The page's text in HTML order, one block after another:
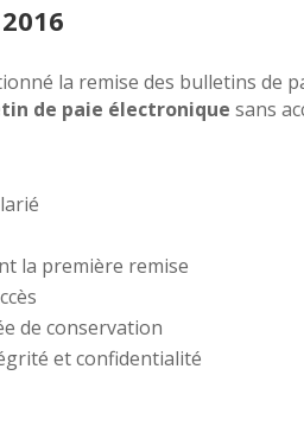
la remise des bulletins de
de paie électronique sans
la première remise
de conservation
et confidentialité